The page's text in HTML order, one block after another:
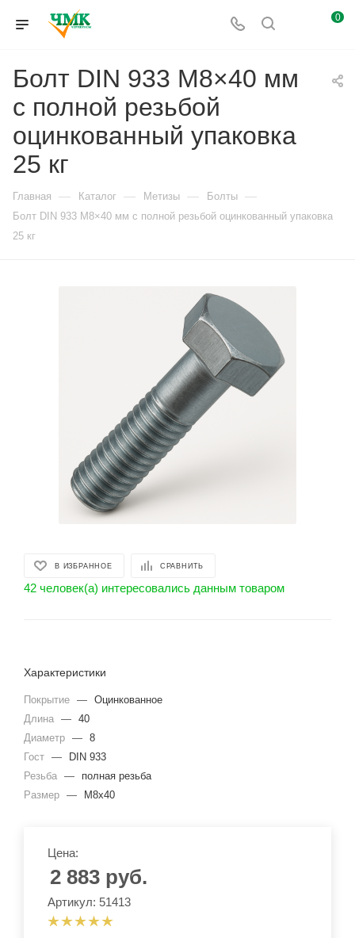
0
Болт DIN 933 M8×40 мм
с полной резьбой
оцинкованный упаковка
25 кг
Главная — Каталог — Метизы — Болты —
Болт DIN 933 M8×40 мм с полной резьбой оцинкованный упаковка
25 кг
В ИЗБРАННОЕ СРАВНИТЬ
42 человек(а) интересовались данным товаром
Характеристики
Покрытие — Оцинкованное
Длина — 40
Диаметр — 8
Гост —
DIN 933
Резьба —
полная резьба
Размер — М8х40
Цена:
2 883 руб.
Артикул: 51413